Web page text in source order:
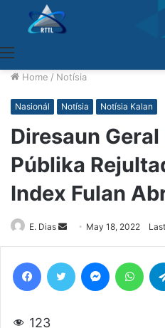
Home / Notísia
Nasionál Notísia Notísia Kalan
Diresaun
Públika
Index Fulan
E. Dias
Send
an
May 18, 2022
123